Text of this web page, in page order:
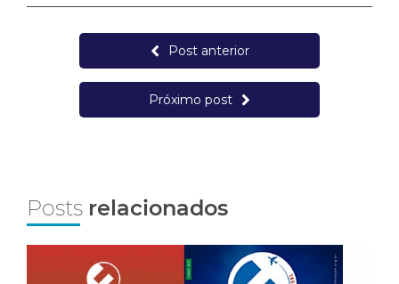
Post anterior
Próximo post
Posts relacionados